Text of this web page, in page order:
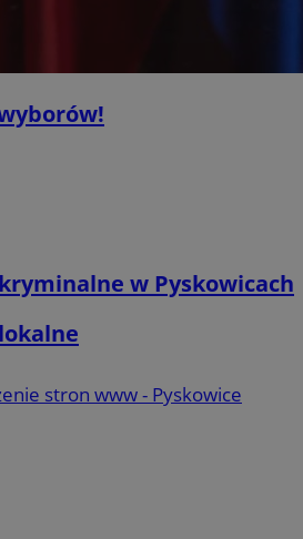
w Pyskowicach
stron www - Pyskowice